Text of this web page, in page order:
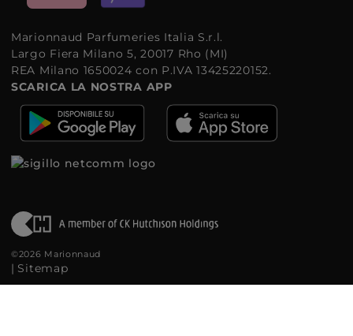
Marionnaud Parfumeries Italia S.r.l.
Largo Fiera Milano 5, 20017 Rho (MI)
REA Milano 1650024 con P.IVA 13425220152.
SCARICA LA NOSTRA APP
©2026 Marionnaud
| Sitemap